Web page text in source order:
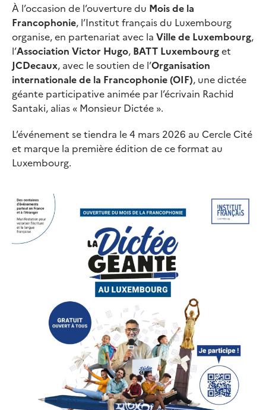
À l’occasion de l’ouverture du Mois de la
Francophonie, l’Institut français du Luxembourg
organise, en partenariat avec la Ville de Luxembourg,
l’Association Victor Hugo, BATT Luxembourget
JCDecaux, avec le soutien de l’Organisation
internationale de la Francophonie (OIF), une dictée
géante participative animée par l’écrivain Rachid
Santaki, alias « Monsieur Dictée ».
L’événement se tiendra le 4 mars 2026 au Cercle Cité
et marque la première édition de ce format au
Luxembourg.